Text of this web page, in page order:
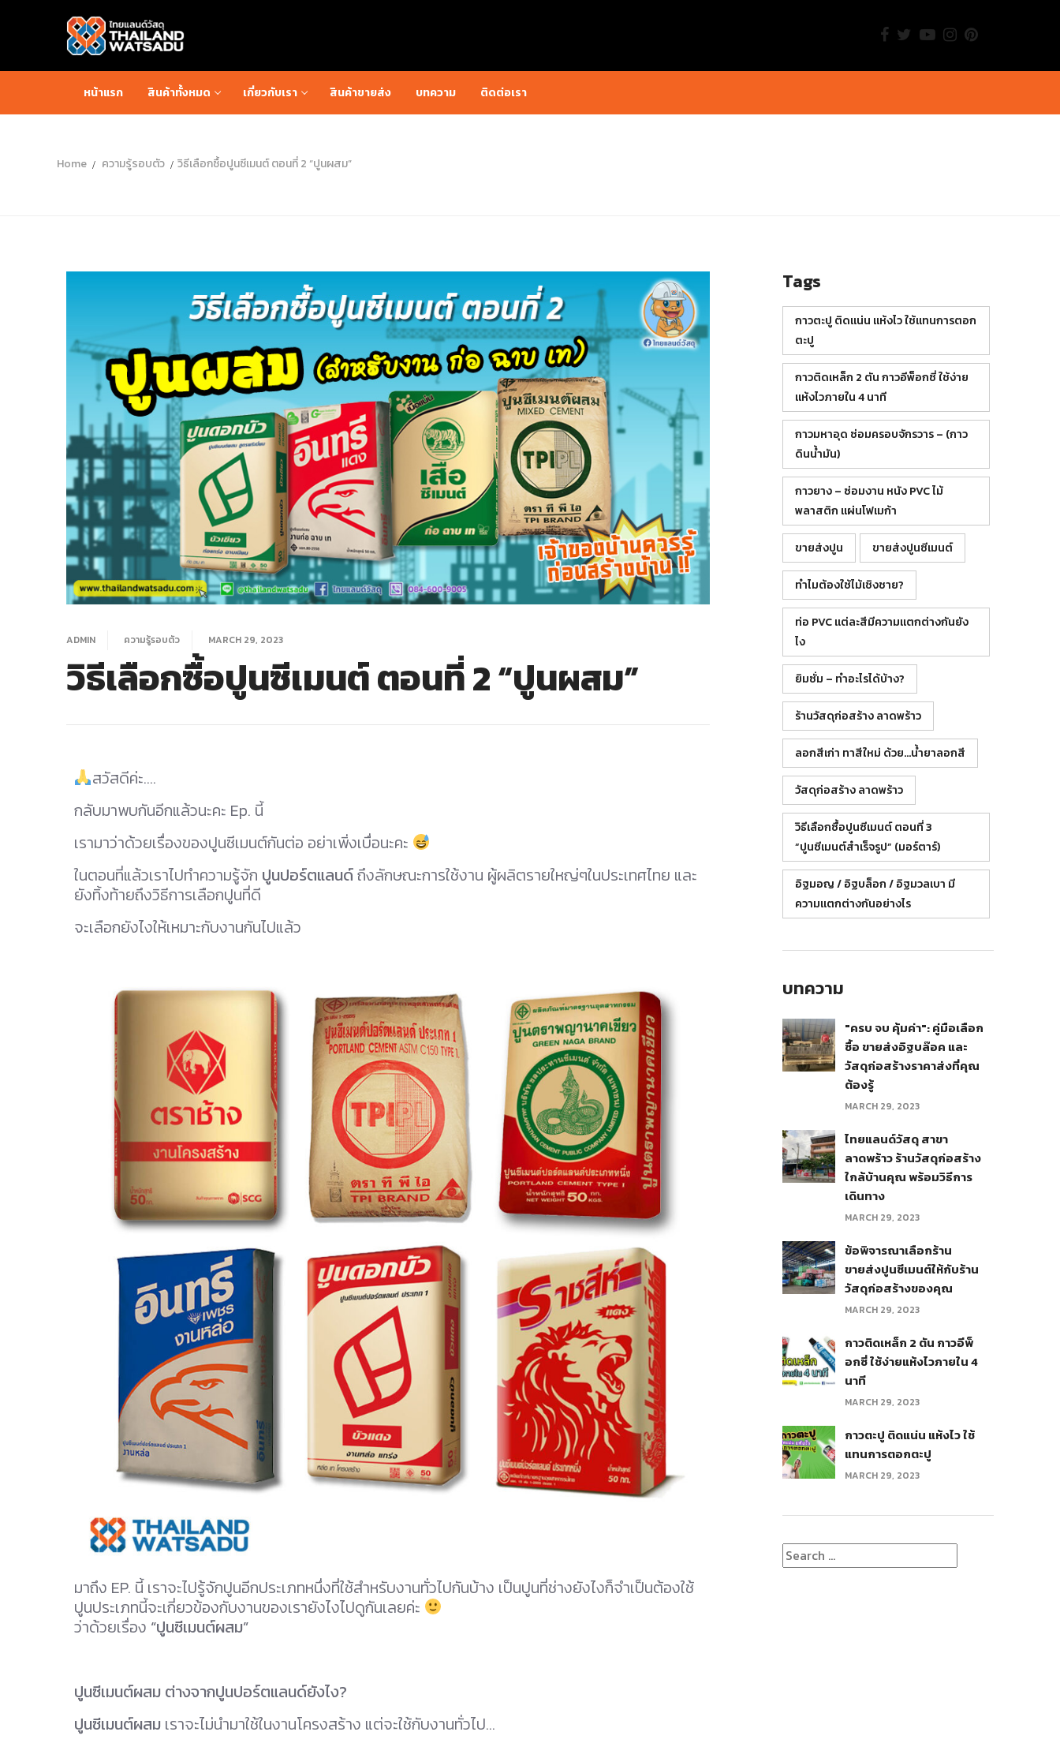
หน้าแรก สินค้าทั้งหมด เกี่ยวกับเรา สินค้าขายส่ง บทความ ติดต่อเรา
Home ความรู้รอบตัว วิธีเลือกซื้อปูนซีเมนต์ ตอนที่ 2 “ปูนผสม”
ADMIN ความรู้รอบตัว MARCH 29, 2023
วิธีเลือกซื้อปูนซีเมนต์ ตอนที่ 2 “ปูนผสม”
สวัสดีค่ะ….
กลับมาพบกันอีกแล้วนะคะ Ep. นี้
เรามาว่าด้วยเรื่องของปูนซีเมนต์กันต่อ อย่าเพิ่งเบื่อนะคะ
ในตอนที่แล้วเราไปทำความรู้จัก ปูนปอร์ตแลนด์ถึงลักษณะการใช้งาน ผู้ผลิตรายใหญ่ๆในประเทศไทย และ
ยังทิ้งท้ายถึงวิธีการเลือกปูนที่ดี
จะเลือกยังไงให้เหมาะกับงานกันไปแล้ว
มาถึง EP. นี้ เราจะไปรู้จักปูนอีกประเภทหนึ่งที่ใช้สำหรับงานทั่วไปกันบ้าง เป็นปูนที่ช่างยังไงก็จำเป็นต้องใช้
ปูนประเภทนี้จะเกี่ยวข้องกับงานของเรายังไงไปดูกันเลยค่ะ
ว่าด้วยเรื่อง “ปูนซีเมนต์ผสม”
ปูนซีเมนต์ผสม ต่างจากปูนปอร์ตแลนด์ยังไง?
ปูนซีเมนต์ผสม เราจะไม่นำมาใช้ในงานโครงสร้าง แต่จะใช้กับงานทั่วไป…
Tags
กาวตะปู ติดแน่น แห้งไว ใช้แทนการตอก
ตะปู
กาวติดเหล็ก 2 ตัน กาวอีพ็อกซี่ ใช้ง่าย
แห้งไวภายใน 4 นาที
กาวมหาอุด ซ่อมครอบจักรวาร – (กาว
ดินน้ำมัน)
กาวยาง – ซ่อมงาน หนัง PVC ไม้
พลาสติก แผ่นโฟเมก้า
ขายส่งปูน ขายส่งปูนซีเมนต์
ทำไมต้องใช้ไม้เชิงชาย?
ท่อ PVC แต่ละสีมีความแตกต่างกันยัง
ไง
ยิมซั่ม – ทำอะไรได้บ้าง?
ร้านวัสดุก่อสร้าง ลาดพร้าว
ลอกสีเก่า ทาสีใหม่ ด้วย…น้ำยาลอกสี
วัสดุก่อสร้าง ลาดพร้าว
วิธีเลือกซื้อปูนซีเมนต์ ตอนที่ 3
“ปูนซีเมนต์สำเร็จรูป” (มอร์ตาร์)
อิฐมอญ / อิฐบล็อก / อิฐมวลเบา มี
ความแตกต่างกันอย่างไร
บทความ
"ครบ จบ คุ้มค่า": คู่มือเลือก
ซื้อ ขายส่งอิฐบล๊อค และ
วัสดุก่อสร้างราคาส่งที่คุณ
ต้องรู้
MARCH 29, 2023
ไทยแลนด์วัสดุ สาขา
ลาดพร้าว ร้านวัสดุก่อสร้าง
ใกล้บ้านคุณ พร้อมวิธีการ
เดินทาง
MARCH 29, 2023
ข้อพิจารณาเลือกร้าน
ขายส่งปูนซีเมนต์ให้กับร้าน
วัสดุก่อสร้างของคุณ
MARCH 29, 2023
กาวติดเหล็ก 2 ตัน กาวอีพ็
อกซี่ ใช้ง่ายแห้งไวภายใน 4
นาที
MARCH 29, 2023
กาวตะปู ติดแน่น แห้งไว ใช้
แทนการตอกตะปู
MARCH 29, 2023